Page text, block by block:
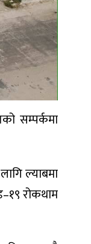
सम्पर्कमा
ल्याबमा
रोकथाम